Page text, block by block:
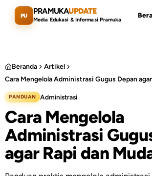
Lewati ke konten utama
PU PRAMUKAUPDATE
Media Edukasi & Informasi Pramuka
Cari artikel
Beranda
Artikel
PANDUAN Administrasi
Cara Mengelola
Administrasi
agar Rapi dan